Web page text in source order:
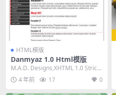
HTML模版
Danmyaz 1.0 Html模版
M.A.D. Designs,XHTML 1.0 Strict,
Fixed Wi...
4 年前 17 0